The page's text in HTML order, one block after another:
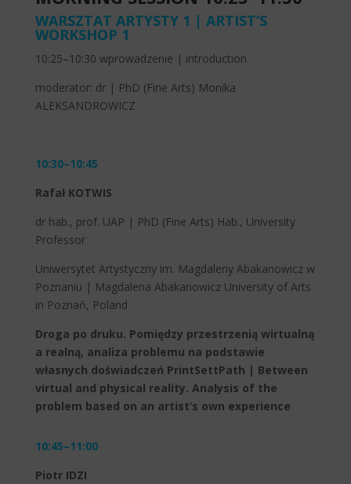
WARSZTAT ARTYSTY 1 | ARTIST’S
WORKSHOP 1
10:25–10:30 wprowadzenie | introduction
moderator: dr | PhD (Fine Arts) Monika
ALEKSANDROWICZ
10:30–10:45
Rafał KOTWIS
dr hab., prof. UAP | PhD (Fine Arts) Hab., University
Professor
Uniwersytet Artystyczny im. Magdaleny Abakanowicz w
Poznaniu | Magdalena Abakanowicz University of Arts
in Poznań, Poland
Droga po druku. Pomiędzy przestrzenią wirtualną
a realną, analiza problemu na podstawie
własnych doświadczeń PrintSettPath | Between
virtual and physical reality. Analysis of the
problem based on an artist’s own experience
10:45–11:00
Piotr IDZI